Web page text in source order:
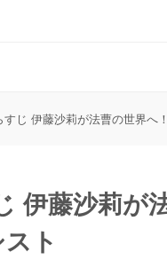
すじ 伊藤沙莉が法曹の世界へ
伊藤沙莉が
ト